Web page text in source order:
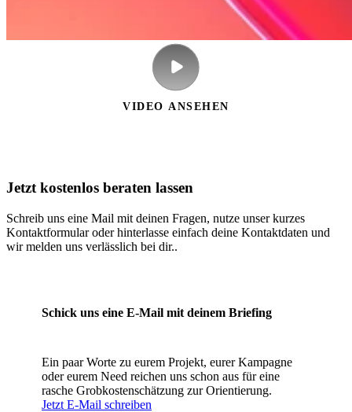
VIDEO ANSEHEN
Jetzt kostenlos beraten lassen
Schreib uns eine Mail mit deinen Fragen, nutze unser kurzes
Kontaktformular oder hinterlasse einfach deine Kontaktdaten und
wir melden uns verlässlich bei dir..
Schick uns eine E-Mail mit deinem Briefing
Ein paar Worte zu eurem Projekt, eurer Kampagne
oder eurem Need reichen uns schon aus für eine
rasche Grobkostenschätzung zur Orientierung.
Jetzt E-Mail schreiben